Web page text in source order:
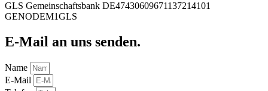
GLS Gemeinschaftsbank DE47430609671137214101
GENODEM1GLS
E-Mail an uns senden.
Name
E-Mail